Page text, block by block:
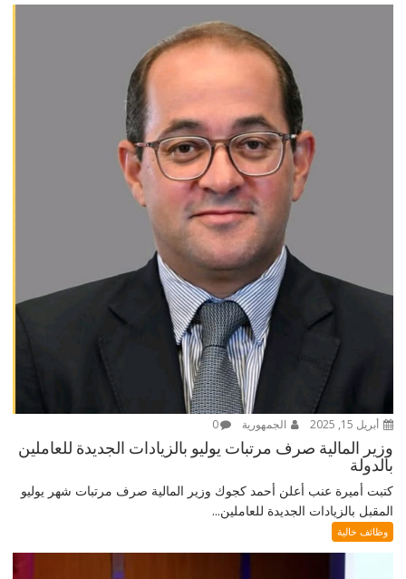
أبريل 15, 2025 الجمهورية 0
وزير المالية صرف مرتبات يوليو بالزيادات الجديدة للعاملين
بالدولة
كتبت أميرة عنب أعلن أحمد كجوك وزير المالية صرف مرتبات شهر يوليو
المقبل بالزيادات الجديدة للعاملين...
وظائف خالية